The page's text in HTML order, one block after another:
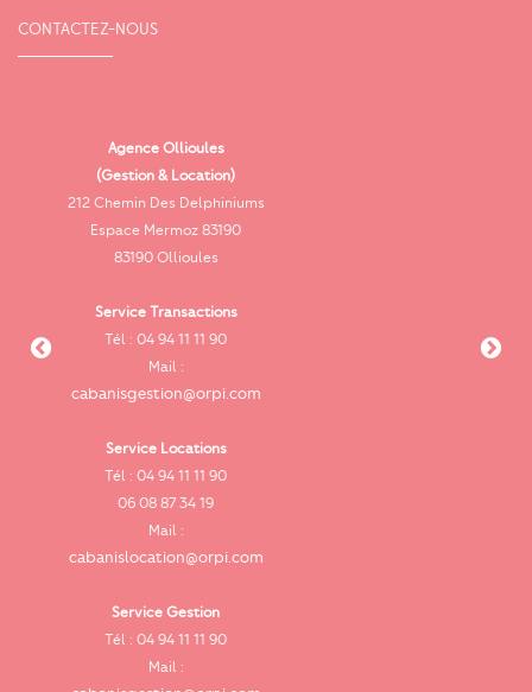
CONTACTEZ-NOUS
Agence Ollioules
(Gestion & Location)
212 Chemin Des Delphiniums
Espace Mermoz 83190
83190 Ollioules
Service Transactions
Tél : 04 94 11 11 90
Mail :
cabanisgestion@orpi.com
Service Locations
Tél : 04 94 11 11 90
06 08 87 34 19
Mail :
cabanislocation@orpi.com
Service Gestion
Tél : 04 94 11 11 90
Mail :